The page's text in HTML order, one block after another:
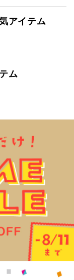
アイテム
ム